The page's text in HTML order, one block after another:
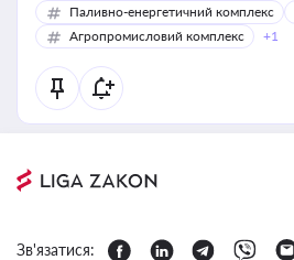
Паливно-енергетичний комплекс
Агропромисловий комплекс
+1
Зв'язатися: